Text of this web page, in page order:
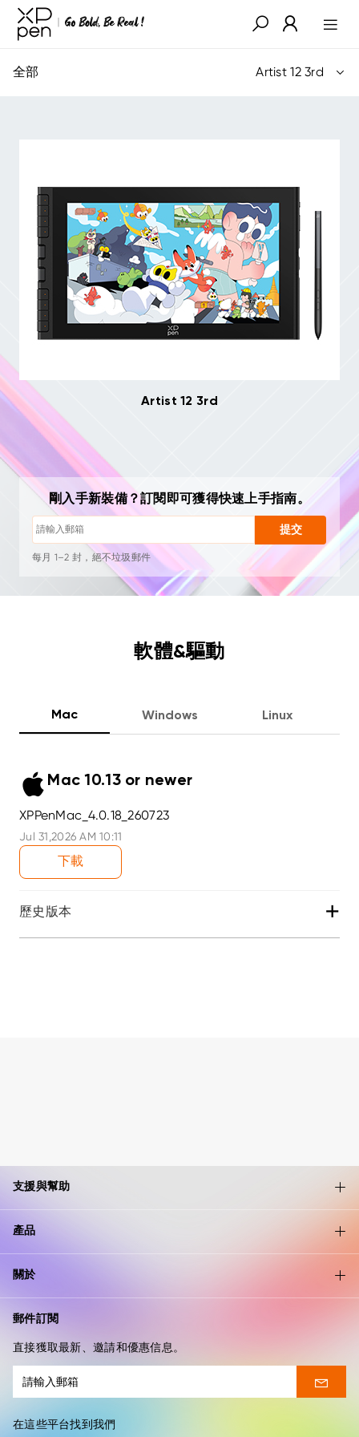
全部 Artist 12 3rd
Artist 12 3rd
剛入手新裝備？訂閱即可獲得快速上手指南。
提交
隨時一鍵退訂
繪畫教學
使用技巧與故障排查
新品首發與專屬優惠
每月 1–2 封，絕不垃圾郵件
電子郵件僅用於發送您請求的內容
隨時一鍵退訂
軟體&驅動
Mac Windows Linux
Mac 10.13 or newer
XPPenMac_4.0.18_260723
Jul 31,2026 AM 10:11
下載
歷史版本 +
支援與幫助
產品
關於
郵件訂閱
直接獲取最新、邀請和優惠信息。
在這些平台找到我們